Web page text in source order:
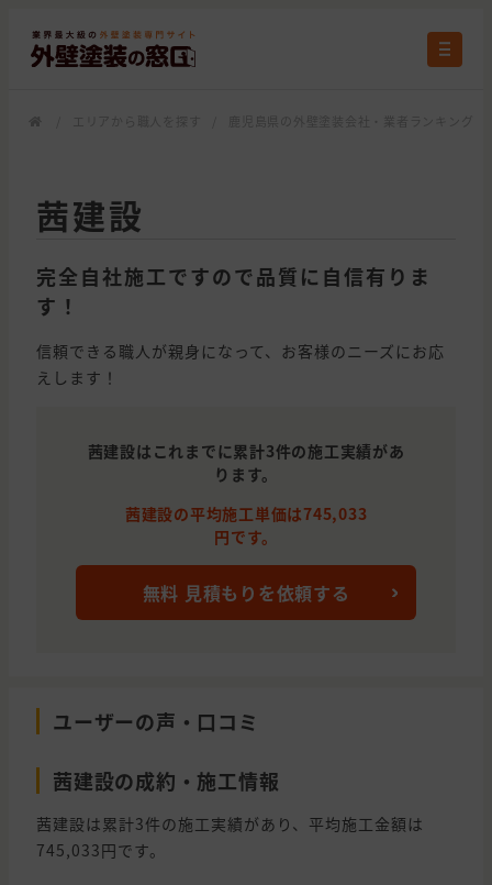
茜建設
完全自社施工ですので品質に自信有りま
す！
信頼できる職人が親身になって、お客様のニーズにお応
えします！
茜建設はこれまでに累計3件の施工実績があ
ります。
茜建設の平均施工単価は745,033
円です。
無料 見積もりを依頼する
ユーザーの声・口コミ
茜建設の成約・施工情報
茜建設は累計3件の施工実績があり、平均施工金額は
745,033円です。